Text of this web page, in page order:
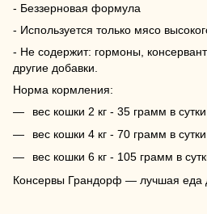
- Беззерновая формула
- Используется только мясо
- Не содержит: гормоны,
другие добавки.
Норма кормления:
вес кошки 2 кг - 35 грамм в сутки
вес кошки 4 кг - 70 грамм в сутки
вес кошки 6 кг - 105 грамм в
Консервы Грандорф — лучшая еда